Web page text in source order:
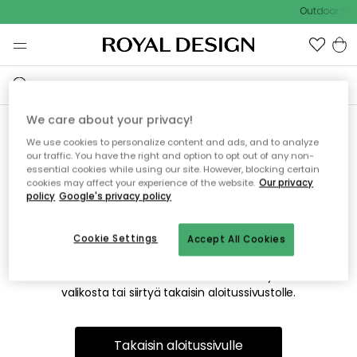
Outdoor
Emme valitettavasti löydä
etsimääsi sivua
Tämä voi johtua siitä, että sivua ei enää ole tai siitä, että se
on siirretty muualle. Pahoittelemme tästä mahdollisesti
valikosta tai siirtyä takaisin aloitussivustolle.
Takaisin aloitussivulle
We care about your privacy!
We use cookies to personalize content and ads, and to analyze
our traffic. You have the right and option to opt out of any non-
essential cookies while using our site. However, blocking certain
cookies may affect your experience of the website. Our privacy
policy Google's privacy policy
Accept All Cookies
Cookie Settings